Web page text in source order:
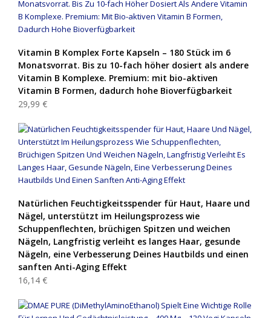
Vitamin B Komplex Forte Kapseln – 180 Stück im 6
Monatsvorrat. Bis zu 10-fach höher dosiert als andere
Vitamin B Komplexe. Premium: mit bio-aktiven
Vitamin B Formen, dadurch hohe Bioverfügbarkeit
29,99 €
Natürlichen Feuchtigkeitsspender für Haut, Haare und
Nägel, unterstützt im Heilungsprozess wie
Schuppenflechten, brüchigen Spitzen und weichen
Nägeln, Langfristig verleiht es langes Haar, gesunde
Nägeln, eine Verbesserung Deines Hautbilds und einen
sanften Anti-Aging Effekt
16,14 €